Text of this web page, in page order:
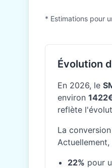
* Estimations pour
Évolution
En 2026, le
environ
reflète
La conversion
22% pour